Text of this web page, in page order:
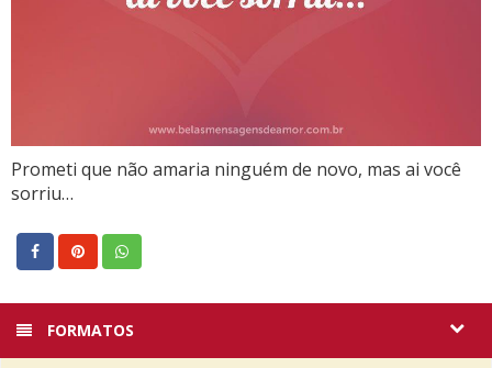
Prometi que não amaria ninguém de novo, mas ai você
sorriu…
FORMATOS